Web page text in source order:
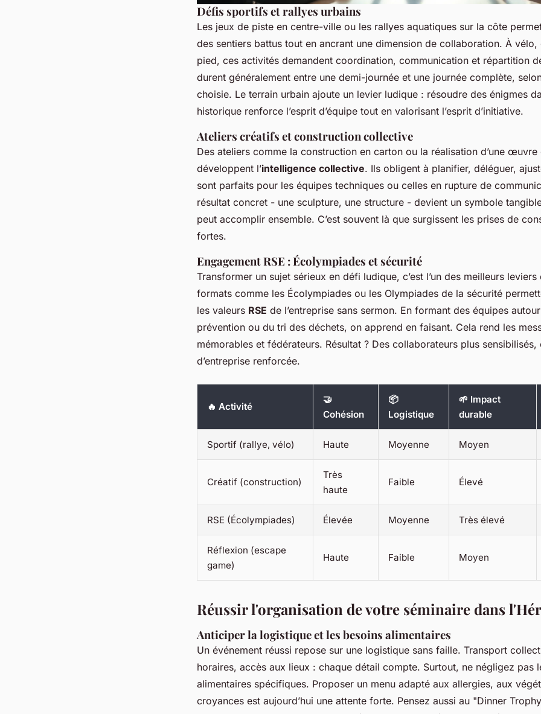
Défis sportifs et rallyes urbains
Les jeux de piste en centre-ville ou les rallyes aquatiques sur la côte
des sentiers battus tout en ancrant une dimension de collaboration. À
pied, ces activités demandent coordination, communication et répartition
durent généralement entre une demi-journée et une journée complète,
choisie. Le terrain urbain ajoute un levier ludique : résoudre des énigmes
historique renforce l’esprit d’équipe tout en valorisant l’esprit d’initiative.
Ateliers créatifs et construction collective
Des ateliers comme la construction en carton ou la réalisation d’une
développent l’intelligence collective. Ils obligent à planifier, déléguer,
sont parfaits pour les équipes techniques ou celles en rupture de
résultat concret - une sculpture, une structure - devient un symbole
peut accomplir ensemble. C’est souvent là que surgissent les prises de
fortes.
Engagement RSE : Écolympiades et sécurité
Transformer un sujet sérieux en défi ludique, c’est l’un des meilleurs leviers
formats comme les Écolympiades ou les Olympiades de la sécurité
les valeurs RSE de l’entreprise sans sermon. En formant des équipes
prévention ou du tri des déchets, on apprend en faisant. Cela rend les
mémorables et fédérateurs. Résultat ? Des collaborateurs plus sensibilisés,
d’entreprise renforcée.
🔥 Activité
🤝
Cohésion
📦
Logistique
🌱 Impact
durable
Sportif (rallye, vélo) Haute Moyenne Moyen
Créatif (construction)
Très
haute
Faible Élevé
RSE (Écolympiades) Élevée Moyenne Très élevé
Réflexion (escape
game)
Haute Faible Moyen
Réussir l'organisation de votre séminaire dans
Anticiper la logistique et les besoins alimentaires
Un événement réussi repose sur une logistique sans faille. Transport
horaires, accès aux lieux : chaque détail compte. Surtout, ne négligez pas
alimentaires spécifiques. Proposer un menu adapté aux allergies, aux
croyances est aujourd’hui une attente forte. Pensez aussi au "Dinner